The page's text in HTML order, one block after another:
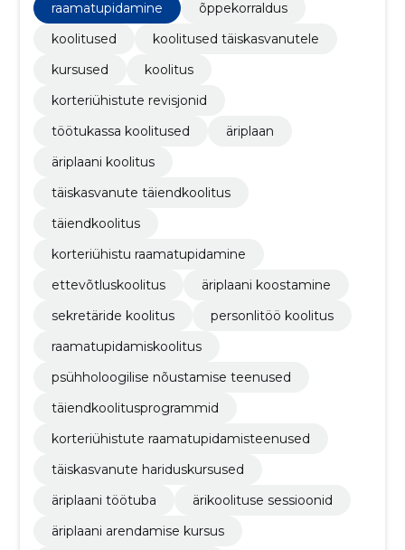
raamatupidamine
õppekorraldus
koolitused
koolitused täiskasvanutele
kursused
koolitus
korteriühistute revisjonid
töötukassa koolitused
äriplaan
äriplaani koolitus
täiskasvanute täiendkoolitus
täiendkoolitus
korteriühistu raamatupidamine
ettevõtluskoolitus
äriplaani koostamine
sekretäride koolitus
personlitöö koolitus
raamatupidamiskoolitus
psühholoogilise nõustamise teenused
täiendkoolitusprogrammid
korteriühistute raamatupidamisteenused
täiskasvanute hariduskursused
äriplaani töötuba
ärikoolituse sessioonid
äriplaani arendamise kursus